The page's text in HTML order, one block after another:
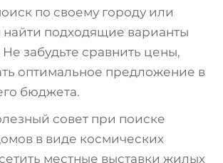
по своему городу или
найти подходящие варианты
забудьте сравнить цены,
оптимальное предложение в
бюджета.
совет при поиске
в виде космических
местные выставки жилых